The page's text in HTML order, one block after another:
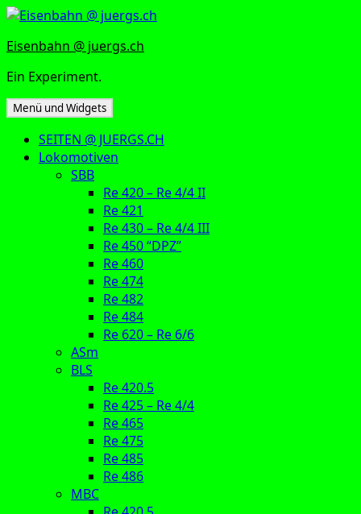
Zum
springen
Eisenbahn @ juergs.ch
Ein Experiment.
Menü und Widgets
SEITEN @ JUERGS.CH
Lokomotiven
SBB
Re 420 – Re 4/4 II
Re 421
Re 430 – Re 4/4 III
Re 450 “DPZ”
Re 460
Re 474
Re 482
Re 484
Re 620 – Re 6/6
ASm
BLS
Re 420.5
Re 425 – Re 4/4
Re 465
Re 475
Re 485
Re 486
MBC